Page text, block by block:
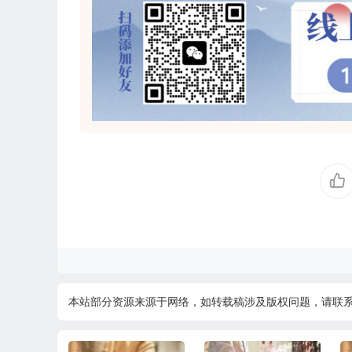
本站部分资源来源于网络，如转载稿涉及版权问题，请联